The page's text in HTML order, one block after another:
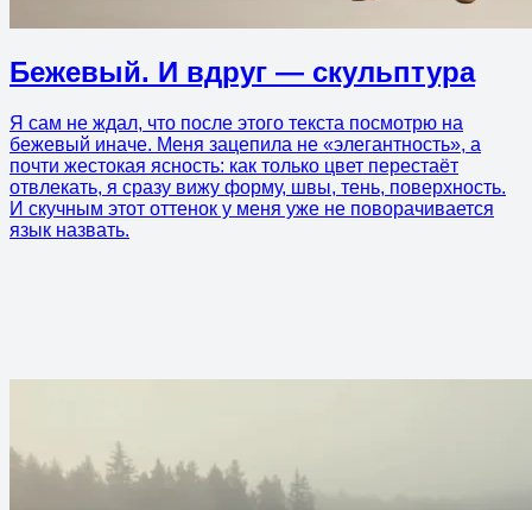
Бежевый. И вдруг — скульптура
Я сам не ждал, что после этого текста посмотрю на
бежевый иначе. Меня зацепила не «элегантность», а
почти жестокая ясность: как только цвет перестаёт
отвлекать, я сразу вижу форму, швы, тень, поверхность.
И скучным этот оттенок у меня уже не поворачивается
язык назвать.